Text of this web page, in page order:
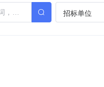
招标单位